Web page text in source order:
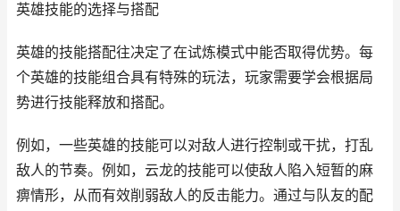
英雄技能的选择与搭配
英雄的技能搭配往决定了在试炼模式中能否取得优势。每
个英雄的技能组合具有特殊的玩法，玩家需要学会根据局
势进行技能释放和搭配。
例如，一些英雄的技能可以对敌人进行控制或干扰，打乱
敌人的节奏。例如，云龙的技能可以使敌人陷入短暂的麻
痹情形，从而有效削弱敌人的反击能力。通过与队友的配